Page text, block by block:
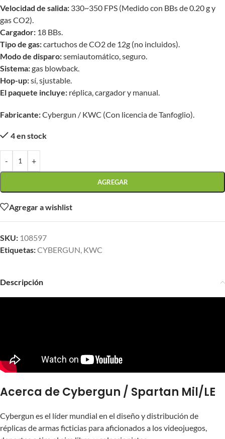
Velocidad de salida: 330~350 FPS (Medido con BBs de 0.20 g y
gas CO2).
Cargador: 18 BBs.
Tipo de gas:cartuchos de CO2 de 12g (no incluidos).
Modo de disparo:semiautomático, seguro.
Sistema:gas blowback.
Hop-up:sí, sjustable.
El paquete incluye: réplica, cargador y manual.
Fabricante:Cybergun / KWC (Con licencia de Tanfoglio).
4 en stock
- +
AGREGAR
Agregar a wishlist
SKU: 108597
Etiquetas:CYBERGUN, KWC
Descripción
Acerca de Cybergun / Spartan Mil/LE
Cybergun es el líder mundial en el diseño y distribución de
réplicas de armas ficticias para aficionados a los videojuegos,